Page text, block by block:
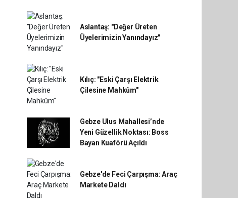
Aslantaş: "Değer Üreten
Üyelerimizin Yanındayız"
Kılıç: "Eski Çarşı Elektrik
Çilesine Mahkûm"
Gebze Ulus Mahallesi’nde
Yeni Güzellik Noktası: Boss
Bayan Kuaförü Açıldı
Gebze'de Feci Çarpışma: Araç
Markete Daldı